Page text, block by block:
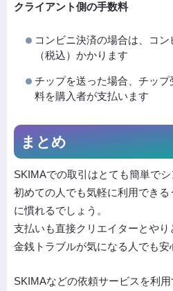
クライアント側の手数料
コンビニ決済の場合は、コ
（税込）かかります
チップを送った場合、チッ
料を購入者が支払います
まとめ
SKIMAでの取引はとても簡単でシ
初めての人でも気軽に利用でき
に慣れるでしょう。
支払いも直接クリエイターとやり
金銭トラブルが気になる人でも安
SKIMAなどの依頼サービスを利